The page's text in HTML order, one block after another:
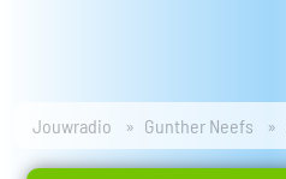
Jouwradio Gunther Neefs